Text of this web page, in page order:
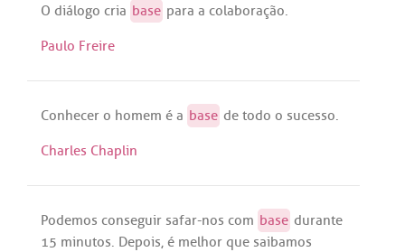
O diálogo cria base para a colaboração.
Paulo Freire
Conhecer o homem é a base de todo o sucesso.
Charles Chaplin
Podemos conseguir safar-nos com base durante
15 minutos. Depois, é melhor que saibamos